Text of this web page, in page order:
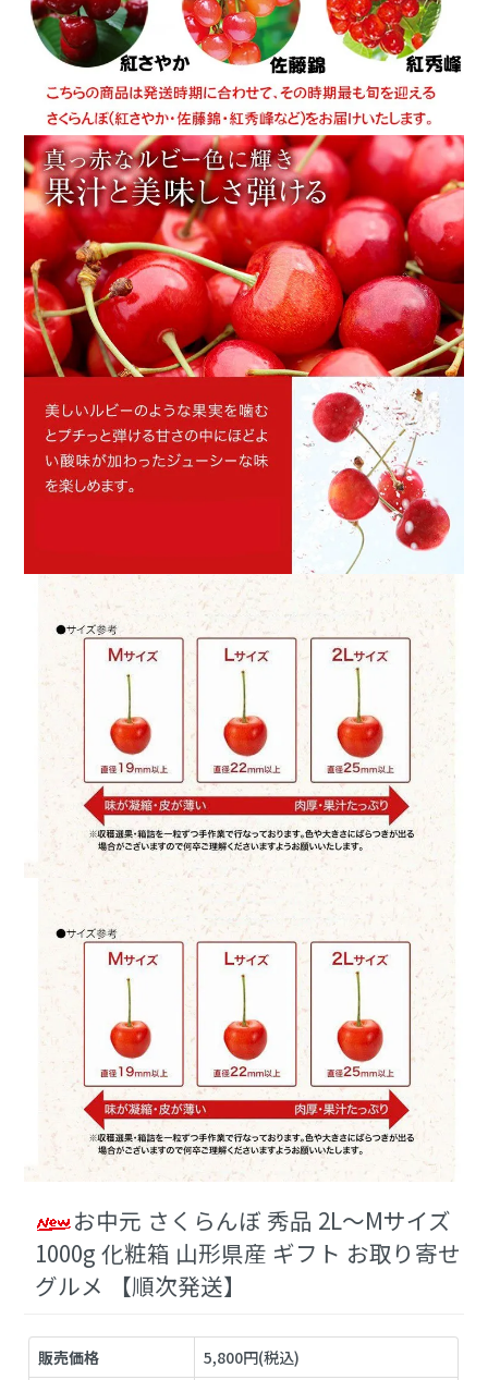
お中元 さくらんぼ 秀品 2L～Mサイズ
1000g 化粧箱 山形県産 ギフト お取り寄せ
グルメ 【順次発送】
販売価格 5,800円(税込)